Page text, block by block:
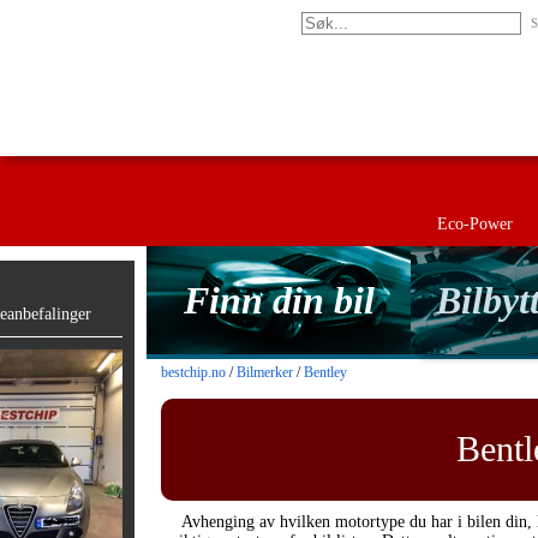
Eco-Power
Finn din bil
bestchip.no /Bilmerker /Bentley
Avhenging av hvilken motortype du har i bilen